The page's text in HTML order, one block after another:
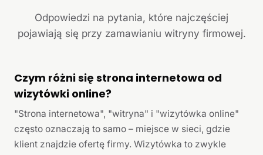
Odpowiedzi na pytania, które najczęściej
pojawiają się przy zamawianiu witryny firmowej.
Czym różni się strona internetowa od
wizytówki online?
"Strona internetowa", "witryna" i "wizytówka online"
często oznaczają to samo – miejsce w sieci, gdzie
klient znajdzie ofertę firmy. Wizytówka to zwykle